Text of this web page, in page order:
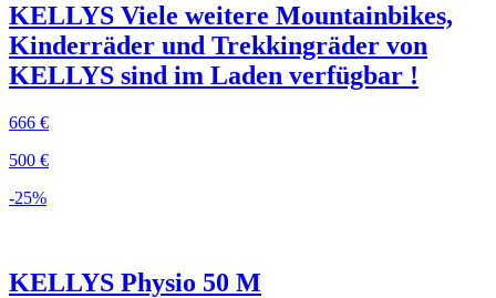
KELLYS Viele weitere Mountainbikes,
Kinderräder und Trekkingräder von
KELLYS sind im Laden verfügbar !
666 €
500 €
-25%
KELLYS Physio 50 M